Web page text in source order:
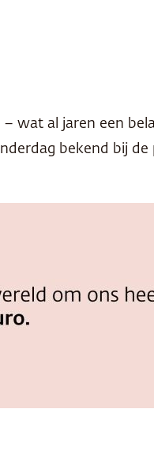
wat al jaren een
bekend bij